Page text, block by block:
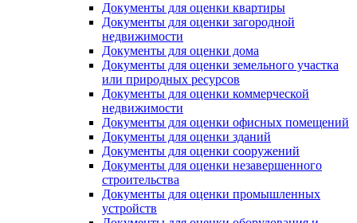
Документы для оценки квартиры
Документы для оценки загородной
недвижимости
Документы для оценки дома
Документы для оценки земельного участка
или природных ресурсов
Документы для оценки коммерческой
недвижимости
Документы для оценки офисных помещений
Документы для оценки зданий
Документы для оценки сооружений
Документы для оценки незавершенного
строительства
Документы для оценки промышленных
устройств